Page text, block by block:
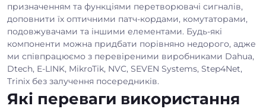
призначенням та функціями перетворювачі сигналів,
доповнити їх оптичними патч-кордами, комутаторами,
подовжувачами та іншими елементами. Будь-які
компоненти можна придбати порівняно недорого, адже
ми співпрацюємо з перевіреними виробниками Dahua,
Dtech, E-LINK, MikroTik, NVC, SEVEN Systems, Step4Net,
Trinix без залучення посередників.
Які переваги використання